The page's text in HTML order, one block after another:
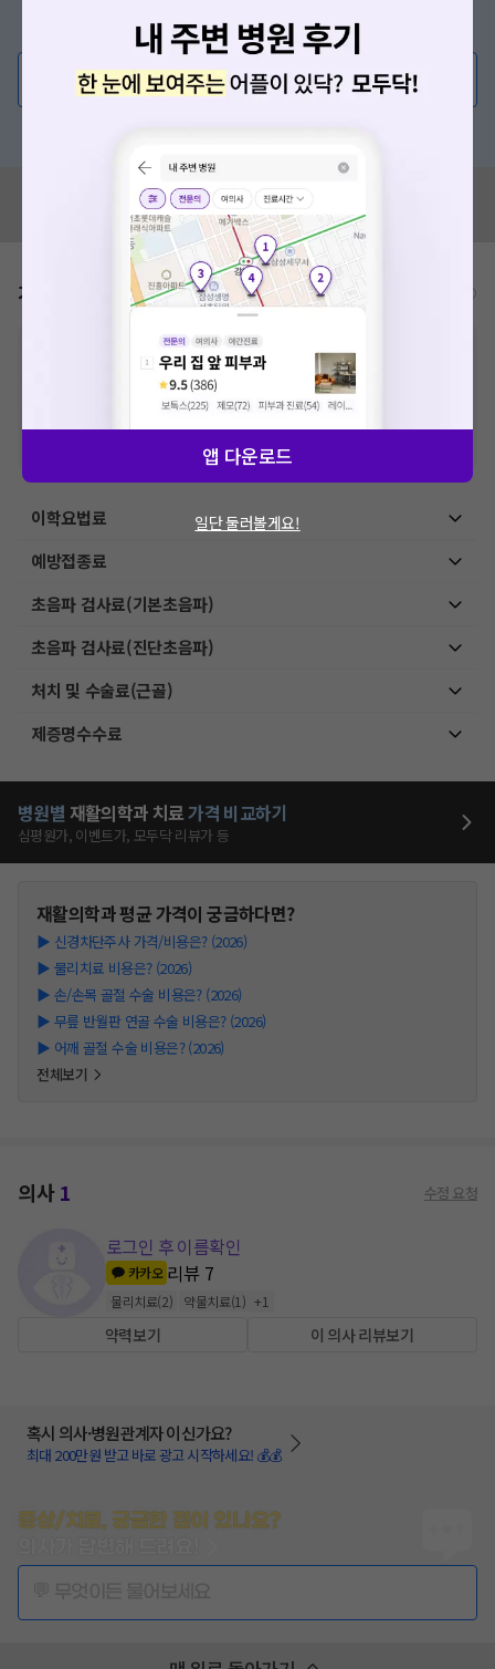
증상/치료, 궁금한 점이 있나요?
의사가 직접 답해드려요!
💬 무엇이든 물어보세요
혹시 잘못된 병원정보가 있나요?
모두닥 팀에 알려주세요!
가격표 비급여/급여 진료란?
추가비용 등으로 실제 가격과 상이할 수 있으니, 정확
한 가격은 해당 의료기관에 직접 문의해주세요.
건강보험심사평가원
에 고지되어 있는 급여 진료 기준 가
격입니다. (진료와 연관된 복합적인 비용이 추가되어, 병원마다 금액이 다르게
산정될 수 있는 점 참고 바랍니다.)
VAT 포함
이학요법료
예방접종료
초음파 검사료(기본초음파)
초음파 검사료(진단초음파)
처치 및 수술료(근골)
제증명수수료
병원별 재활의학과 치료가격 비교하기
심평원가, 이벤트가, 모두닥 리뷰가 등
재활의학과평균 가격이 궁금하다면?
▶ 신경차단주사 가격/비용은? (2026)
▶ 물리치료 비용은? (2026)
▶ 손/손목 골절 수술 비용은? (2026)
▶ 무릎 반월판 연골 수술 비용은? (2026)
▶ 어깨 골절 수술 비용은? (2026)
전체보기
의사1 수정 요청
로그인 후 이름확인
카카오 리뷰 7
물리치료(2) 약물치료(1 ) +1
약력보기 이 의사 리뷰보기
혹시 의사·병원관계자 이신가요?
최대 200만원 받고 바로 광고 시작하세요! 💰💰
증상/치료, 궁금한 점이 있나요?
앱 다운로드
일단 둘러볼게요!